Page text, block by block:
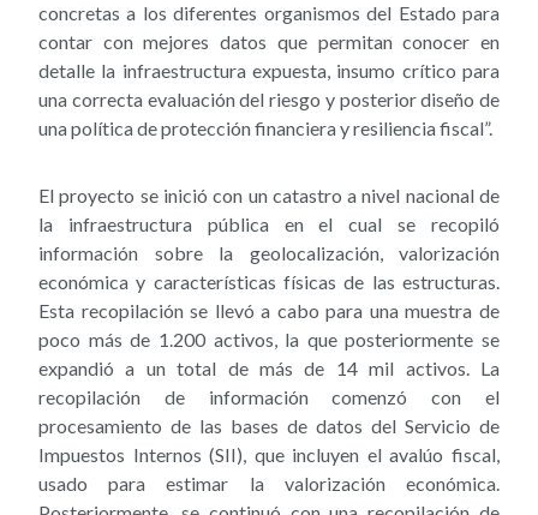
concretas a los diferentes organismos del Estado para
contar con mejores datos que permitan conocer en
detalle la infraestructura expuesta, insumo crítico para
una correcta evaluación del riesgo y posterior diseño de
una política de protección financiera y resiliencia fiscal”.
El proyecto se inició con un catastro a nivel nacional de
la infraestructura pública en el cual se recopiló
información sobre la geolocalización, valorización
económica y características físicas de las estructuras.
Esta recopilación se llevó a cabo para una muestra de
poco más de 1.200 activos, la que posteriormente se
expandió a un total de más de 14 mil activos. La
recopilación de información comenzó con el
procesamiento de las bases de datos del Servicio de
Impuestos Internos (SII), que incluyen el avalúo fiscal,
usado para estimar la valorización económica.